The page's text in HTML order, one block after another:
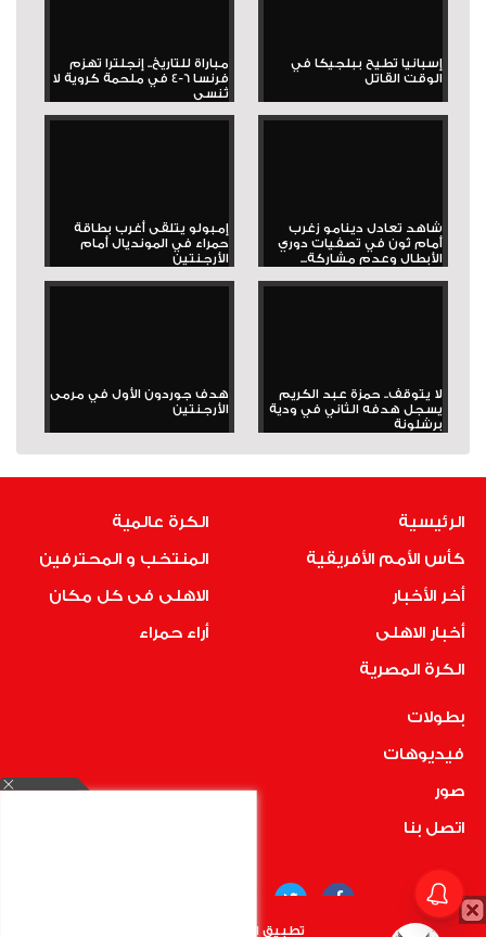
إسبانيا تطيح ببلجيكا في
الوقت القاتل
مباراة للتاريخ.. إنجلترا تهزم
فرنسا 6-4 في ملحمة كروية لا
تُنسى
شاهد تعادل دينامو زغرب
أمام ثون في تصفيات دوري
الأبطال وعدم مشاركة...
إمبولو يتلقى أغرب بطاقة
حمراء في المونديال أمام
الأرجنتين
لا يتوقف.. حمزة عبد الكريم
يسجل هدفه الثاني في ودية
برشلونة
هدف جوردون الأول في مرمى
الأرجنتين
الرئيسية
كأس الأمم الأفريقية
أخر الأخبار
أخبار الاهلى
الكرة المصرية
الكرة عالمية
المنتخب و المحترفين
الاهلى فى كل مكان
أراء حمراء
بطولات
فيديوهات
صور
اتصل بنا
تطبيق الأهلي.كوم متاح الأن